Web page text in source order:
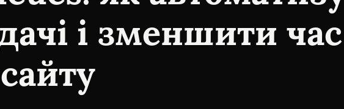
і зменшити час